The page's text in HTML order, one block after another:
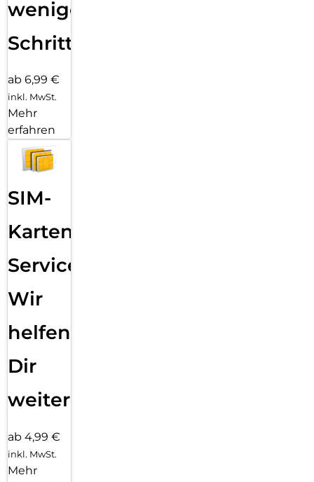
wenigen
Schritten
ab 6,99 €
inkl. MwSt.
Mehr
erfahren
SIM-
Karten
Service:
Wir
helfen
Dir
weiter
ab 4,99 €
inkl. MwSt.
Mehr